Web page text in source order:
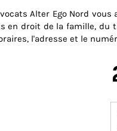
Alter Ego Nord
en droit de la famille, du
l'adresse et le